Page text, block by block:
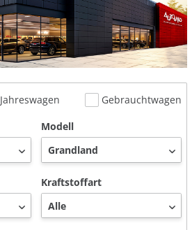
Jahreswagen
Gebrauchtwagen
Modell
Kraftstoffart